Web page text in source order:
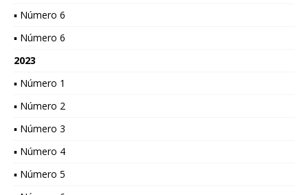
▪ Número 6
▪ Número 6
2023
▪ Número 1
▪ Número 2
▪ Número 3
▪ Número 4
▪ Número 5